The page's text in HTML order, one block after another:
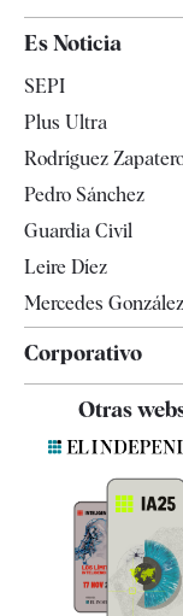
Televisión
Es Noticia
SEPI
Plus Ultra
Rodríguez
Pedro Sánchez
Guardia Civil
Leire Díez
Mercedes
Corporativo
Quiénes somos
Especificaciones
Otras